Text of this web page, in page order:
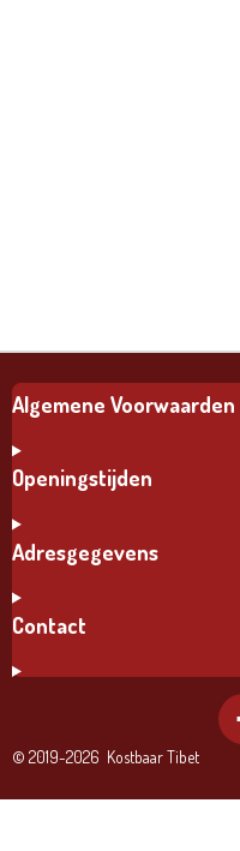
Algemene Voorwaarden
Openingstijden
Adresgegevens
Contact
© 2019-2026 Kostbaar Tibet